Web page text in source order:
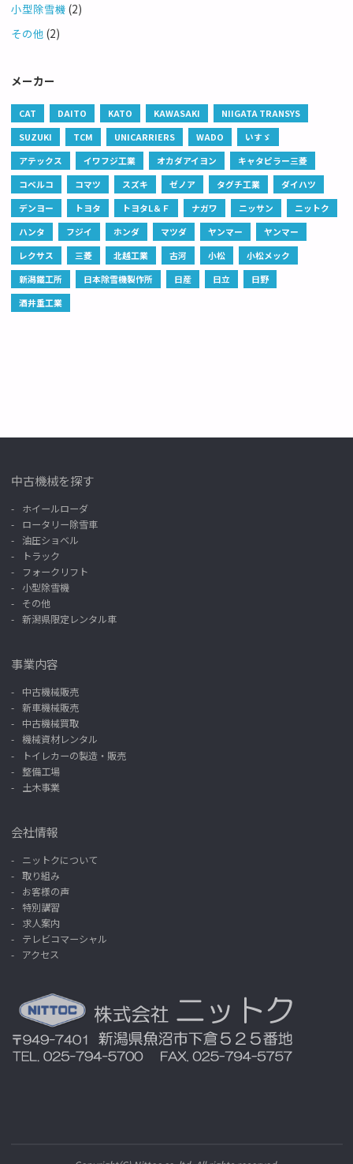
小型除雪機 (2)
その他 (2)
メーカー
CAT DAITO KATO KAWASAKI
NIIGATA TRANSYS
SUZUKI
TCM UNICARRIERS WADO
いすゞ
アテックス
イワフジ工業 オカダアイヨン
キャタピラー三菱
コベルコ
コマツ スズキ ゼノア タグチ工業
ダイハツ
デンヨー
トヨタ トヨタL＆Ｆ ナガワ ニッサン
ニットク
ハンタ
フジイ ホンダ マツダ ヤンマー
ヤンマー
レクサス
三菱 北越工業 古河 小松
小松メック
新潟鐵工所
日本除雪機製作所 日産 日立
日野
酒井重工業
中古機械を探す
ホイールローダ
ロータリー除雪車
油圧ショベル
トラック
フォークリフト
小型除雪機
その他
新潟県限定レンタル車
事業内容
中古機械販売
新車機械販売
中古機械買取
機械資材レンタル
トイレカーの製造・販売
整備工場
土木事業
会社情報
ニットクについて
取り組み
お客様の声
特別講習
求人案内
テレビコマーシャル
アクセス